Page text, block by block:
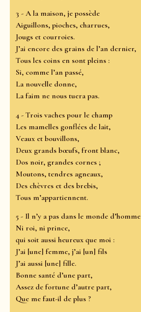
3 - A la maison, je possède
Aiguillons, pioches, charrues,
Jougs et courroies.
J’ai encore des grains de l’an dernier,
Tous les coins en sont pleins :
Si, comme l’an passé,
La nouvelle donne,
La faim ne nous tuera pas.
4 - Trois vaches pour le champ
Les mamelles gonflées de lait,
Veaux et bouvillons,
Deux grands bœufs, front blanc,
Dos noir, grandes cornes ;
Moutons, tendres agneaux,
Des chèvres et des brebis,
Tous m’appartiennent.
5 - Il n’y a pas dans le monde d’homme
Ni roi, ni prince,
qui soit aussi heureux que moi :
J’ai [une] femme, j’ai [un] fils
J’ai aussi [une] fille.
Bonne santé d’une part,
Assez de fortune d’autre part,
Que me faut-il de plus ?